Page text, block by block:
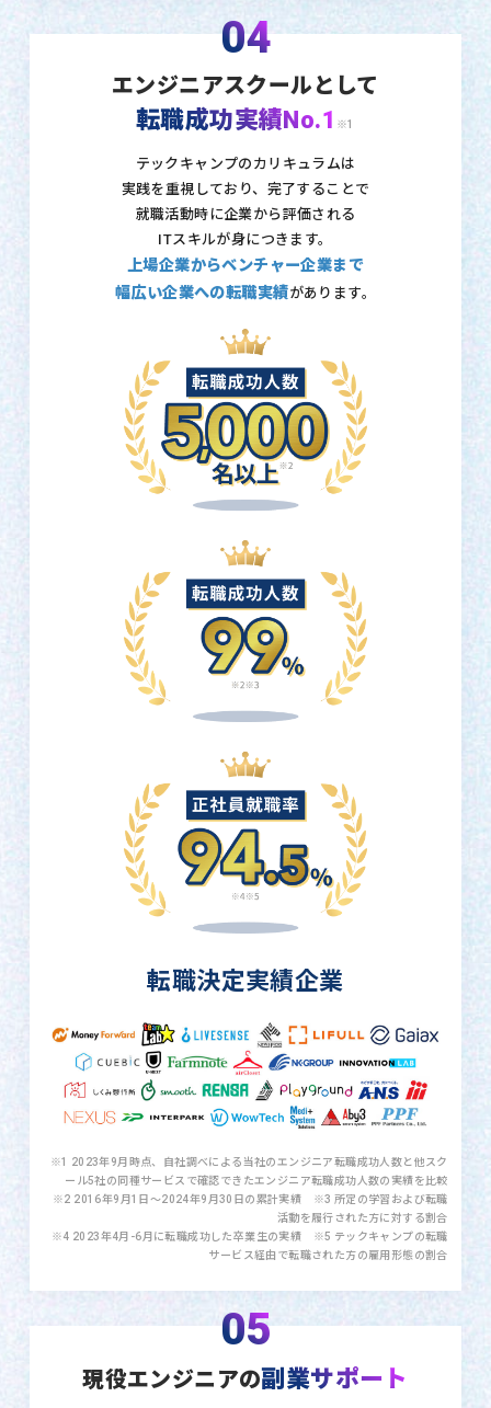
04
エンジニアスクールとして
転職成功実績No.1 ※1
テックキャンプのカリキュラムは
実践を重視しており、 完了することで
就職活動時に企業から評価される
ITスキルが身につきます。
上場企業からベンチャー企業まで
幅広い企業への転職実績があります。
転職決定実績企業
※1 2023年9月時点、自社調べによる当社のエンジニア転職成功人数と他スク
ール5社の同種サービスで確認できたエンジニア転職成功人数の実績を比較
※2 2016年9月1日〜2024年9月30日の累計実績 ※3 所定の学習および転職
活動を履行された方に対する割合
※4 2023年4月-6月に転職成功した卒業生の実績 ※5 テックキャンプの転職
サービス経由で転職された方の雇用形態の割合
05
現役エンジニアの副業サポート